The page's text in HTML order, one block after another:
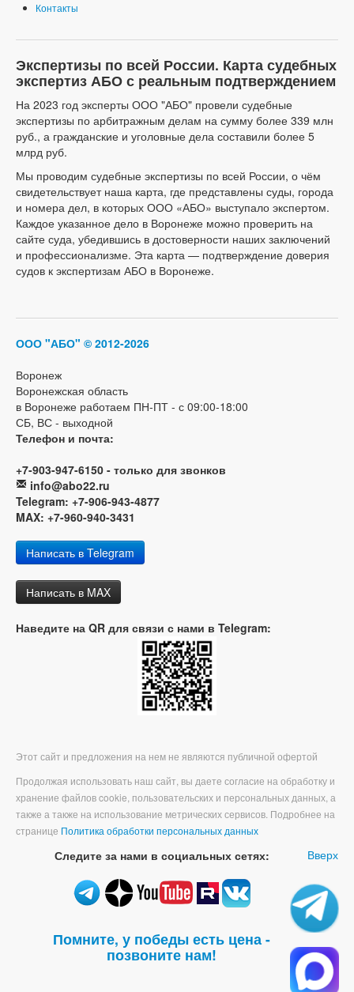
Контакты
Экспертизы по всей России. Карта судебных
экспертиз АБО с реальным подтверждением
На 2023 год эксперты ООО "АБО" провели судебные
экспертизы по арбитражным делам на сумму более 339 млн
руб., а гражданские и уголовные дела составили более 5
млрд руб.
Мы проводим судебные экспертизы по всей России, о чём
свидетельствует наша карта, где представлены суды, города
и номера дел, в которых ООО «АБО» выступало экспертом.
Каждое указанное дело в Воронеже можно проверить на
сайте суда, убедившись в достоверности наших заключений
и профессионализме. Эта карта — подтверждение доверия
судов к экспертизам АБО в Воронеже.
ООО "АБО" © 2012-2026
Воронеж
Воронежская область
в Воронеже работаем ПН-ПТ - с 09:00-18:00
СБ, ВС - выходной
Телефон и почта:
+7-903-947-6150 - только для звонков
info@abo22.ru
Telegram: +7-906-943-4877
MAX: +7-960-940-3431
Написать в Telegram
Написать в MAX
Наведите на QR для связи с нами в Telegram:
Этот сайт и предложения на нем не являются публичной офертой
Продолжая использовать наш сайт, вы даете согласие на обработку и
хранение файлов cookie, пользовательских и персональных данных, а
также а также на использование метрических сервисов. Подробнее на
странице Политика обработки персональных данных
Вверх
Следите за нами в социальных сетях:
Помните, у победы есть цена -
позвоните нам!